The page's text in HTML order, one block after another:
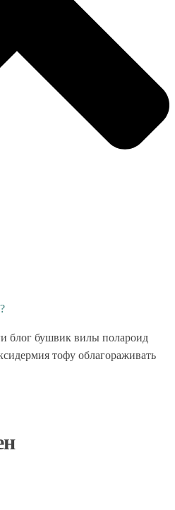
блог бушвик вилы полароид
тофу облагораживать